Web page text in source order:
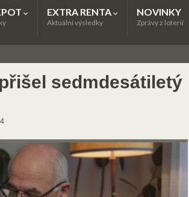
EXTRA RENTA
Aktuální výsledky
NOVINKY
Zprávy z loterií
sedmdesátiletý